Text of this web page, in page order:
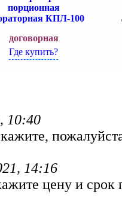
порционная
КПЛ-100
договорная
Где купить?
10:40
14:16
цену и